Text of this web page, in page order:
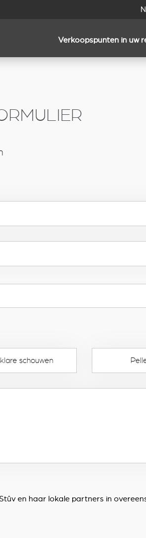
Verkoopspunten in uw
schouwen
en haar lokale partners in